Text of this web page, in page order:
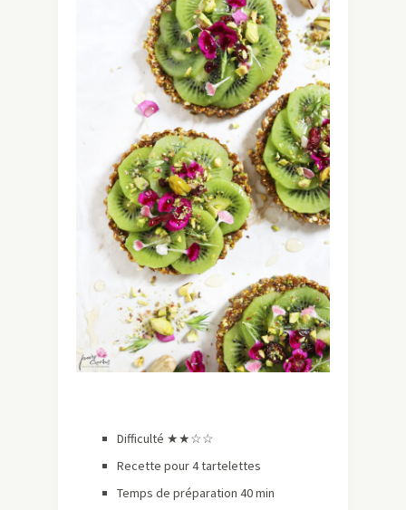
Difficulté ★★☆☆
Recette pour 4 tartelettes
Temps de préparation 40 min